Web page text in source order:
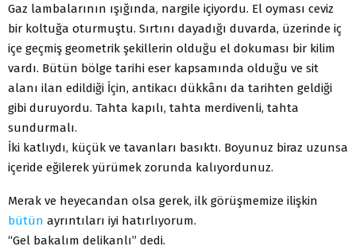
Gaz lambalarının ışığında, nargile içiyordu. El oyması ceviz
bir koltuğa oturmuştu. Sırtını dayadığı duvarda, üzerinde iç
içe geçmiş geometrik şekillerin olduğu el dokuması bir kilim
vardı. Bütün bölge tarihi eser kapsamında olduğu ve sit
alanı ilan edildiği İçin, antikacı dükkânı da tarihten geldiği
gibi duruyordu. Tahta kapılı, tahta merdivenli, tahta
sundurmalı.
İki katlıydı, küçük ve tavanları basıktı. Boyunuz biraz uzunsa
içeride eğilerek yürümek zorunda kalıyordunuz.
Merak ve heyecandan olsa gerek, ilk görüşmemize ilişkin
bütün ayrıntıları iyi hatırlıyorum.
“Gel bakalım delikanlı” dedi.